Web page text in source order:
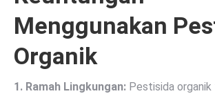
Menggunakan
Organik
1. Ramah Lingkungan: Pestisida